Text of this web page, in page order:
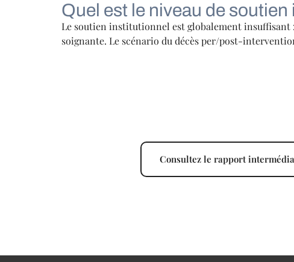
Quel est le niveau de
Le soutien institutionnel est globalement insuffisant
soignante. Le scénario du décès per/post-
Consultez le rapport